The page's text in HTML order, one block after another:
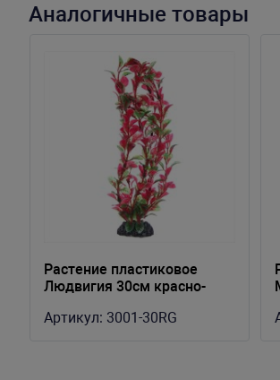
Аналогичные товары
Растение пластиковое
Людвигия 30см красно-
Артикул: 3001-30RG